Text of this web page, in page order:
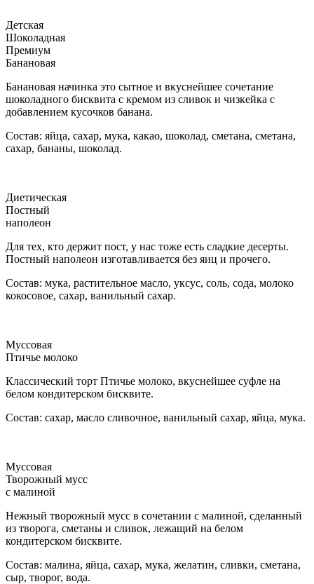
Детская
Шоколадная
Премиум
Банановая
Банановая начинка это сытное и вкуснейшее сочетание
шоколадного бисквита с кремом из сливок и чизкейка с
добавлением кусочков банана.
Состав: яйца, сахар, мука, какао, шоколад, сметана, сметана,
сахар, бананы, шоколад.
Диетическая
Постный
наполеон
Для тех, кто держит пост, у нас тоже есть сладкие десерты.
Постный наполеон изготавливается без яиц и прочего.
Состав: мука, растительное масло, уксус, соль, сода, молоко
кокосовое, сахар, ванильный сахар.
Муссовая
Птичье молоко
Классический торт Птичье молоко, вкуснейшее суфле на
белом кондитерском бисквите.
Состав: сахар, масло сливочное, ванильный сахар, яйца, мука.
Муссовая
Творожный мусс
с малиной
Нежный творожный мусс в сочетании с малиной, сделанный
из творога, сметаны и сливок, лежащий на белом
кондитерском бисквите.
Состав: малина, яйца, сахар, мука, желатин, сливки, сметана,
сыр, творог, вода.